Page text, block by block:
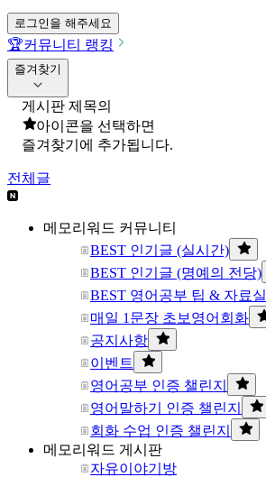
로그인을 해주세요
🏆커뮤니티 랭킹
즐겨찾기
게시판 제목의
아이콘을 선택하면
즐겨찾기에 추가됩니다.
전체글
메모리워드 커뮤니티
BEST 인기글 (실시간)
BEST 인기글 (명예의 전당)
BEST 영어공부 팁 & 자료실
매일 1문장 초보영어회화
공지사항
이벤트
영어공부 인증 챌린지
영어말하기 인증 챌린지
회화 수업 인증 챌린지
메모리워드 게시판
자유이야기방